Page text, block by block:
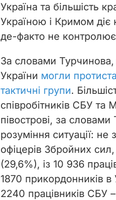
Україна та більшість
Україною і Кримом
де-факто не контролює
За словами
України могли
тактичні групи.
співробітників СБУ та
півострові, за
розуміння ситуації: не
офіцерів Збройних сил
(29,6%), із 10 936
1870 прикордонників
2240 працівників СБУ